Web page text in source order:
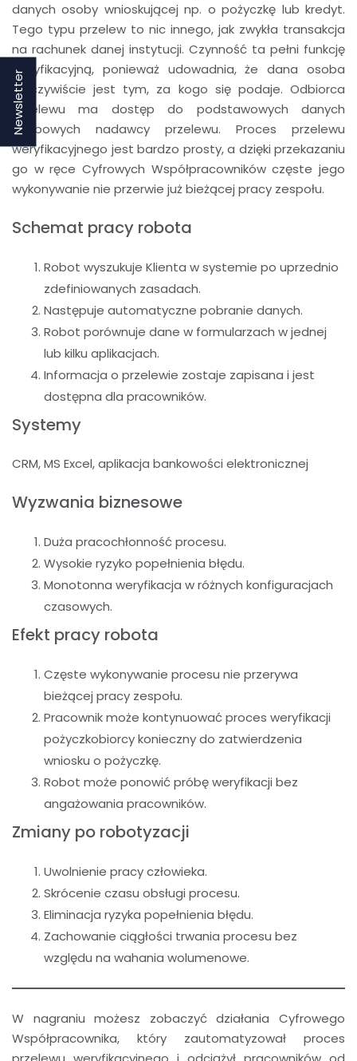
danych osoby wnioskującej np. o pożyczkę lub kredyt.
Tego typu przelew to nic innego, jak zwykła transakcja
na rachunek danej instytucji. Czynność ta pełni funkcję
weryfikacyjną, ponieważ udowadnia, że dana osoba
rzeczywiście jest tym, za kogo się podaje. Odbiorca
przelewu ma dostęp do podstawowych danych
osobowych nadawcy przelewu. Proces przelewu
weryfikacyjnego jest bardzo prosty, a dzięki przekazaniu
go w ręce Cyfrowych Współpracowników częste jego
wykonywanie nie przerwie już bieżącej pracy zespołu.
Schemat pracy robota
Robot wyszukuje Klienta w systemie po uprzednio
zdefiniowanych zasadach.
Następuje automatyczne pobranie danych.
Robot porównuje dane w formularzach w jednej
lub kilku aplikacjach.
Informacja o przelewie zostaje zapisana i jest
dostępna dla pracowników.
Systemy
CRM, MS Excel, aplikacja bankowości elektronicznej
Wyzwania biznesowe
Duża pracochłonność procesu.
Wysokie ryzyko popełnienia błędu.
Monotonna weryfikacja w różnych konfiguracjach
czasowych.
Efekt pracy robota
Częste wykonywanie procesu nie przerywa
bieżącej pracy zespołu.
Pracownik może kontynuować proces weryfikacji
pożyczkobiorcy konieczny do zatwierdzenia
wniosku o pożyczkę.
Robot może ponowić próbę weryfikacji bez
angażowania pracowników.
Zmiany po robotyzacji
Uwolnienie pracy człowieka.
Skrócenie czasu obsługi procesu.
Eliminacja ryzyka popełnienia błędu.
Zachowanie ciągłości trwania procesu bez
względu na wahania wolumenowe.
W nagraniu możesz zobaczyć działania Cyfrowego
Współpracownika, który zautomatyzował proces
Newsletter